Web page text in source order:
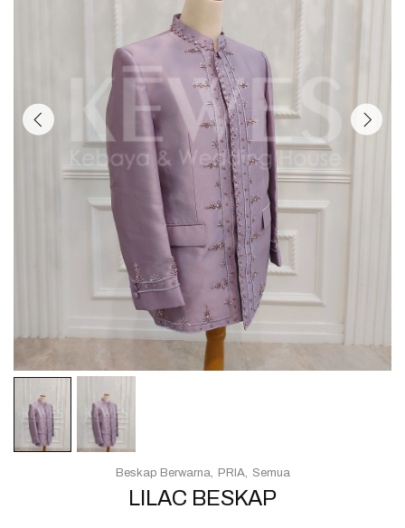
LILAC BESKAP
Beskap Berwarna PRIA Semua